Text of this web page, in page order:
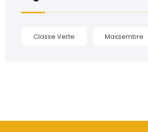
Classe Verte Massembre